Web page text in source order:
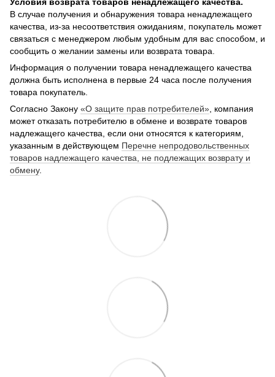
В случае получения и обнаружения товара ненадлежащего
качества, из-за несоответствия ожиданиям, покупатель может
связаться с менеджером любым удобным для вас способом, и
сообщить о желании замены или возврата товара.
Информация о получении товара ненадлежащего качества
должна быть исполнена в первые 24 часа после получения
товара покупатель.
Согласно Закону «О защите прав потребителей» , компания
может отказать потребителю в обмене и возврате товаров
надлежащего качества, если они относятся к категориям,
указанным в действующем Перечне непродовольственных
товаров надлежащего качества, не подлежащих возврату и
обмену.